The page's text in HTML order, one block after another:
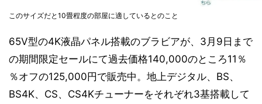
このサイズだと10畳程度の部屋に適しているとのこと
65V型の4K液晶パネル搭載のブラビアが、3月9日まで
の期間限定セールにて過去価格140,000のところ11％
％オフの125,000円で販売中。地上デジタル、BS、
BS4K、CS、CS4Kチューナーをそれぞれ3基搭載して